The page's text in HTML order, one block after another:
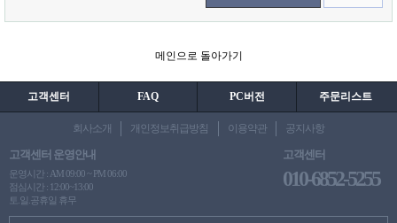
메인으로 돌아가기
고객센터 FAQ PC버전 주문리스트
회사소개 개인정보취급방침 이용약관 공지사항
고객센터 운영안내
운영시간 : AM 09:00 ~ PM 06:00
점심시간 : 12:00~13:00
토.일.공휴일 휴무
고객센터
010-6852-5255